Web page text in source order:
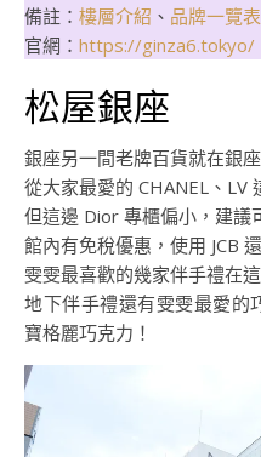
備註： 樓層介紹 、 品牌一覽表
官網： https://ginza6.tokyo/
松屋銀座
銀座另一間老牌百貨就在銀
從大家最愛的 CHANEL、LV
但這邊 Dior 專櫃偏小，建議
館內有免稅優惠，使用 JCB
雯雯最喜歡的幾家伴手禮在
地下伴手禮還有雯雯最愛的
寶格麗巧克力！